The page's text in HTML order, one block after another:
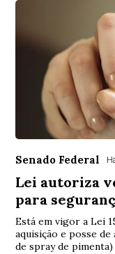
Senado Federal
Lei autoriza
para
Está em vigor a Lei
aquisição e posse
de spray de pimenta)